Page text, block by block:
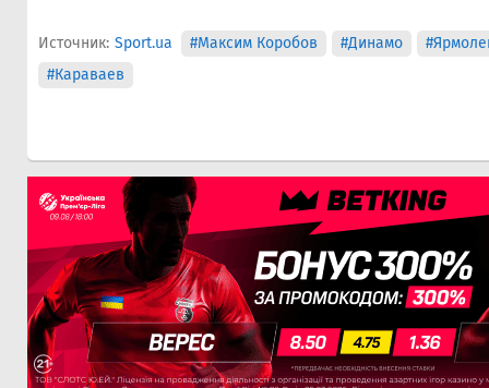
Источник: Sport.ua #Максим Коробов #Динамо
#Караваев